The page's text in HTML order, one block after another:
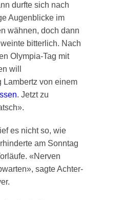
durfte sich nach
Augenblicke im
wähnen, doch dann
bitterlich. Nach
Olympia-Tag mit
will
Lambertz von einem
. Jetzt zu
es nicht so, wie
am Sonntag
«Nerven
sagte Achter-